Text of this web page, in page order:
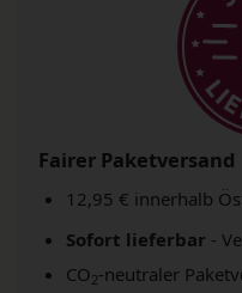
Fairer Paketversand
12,95 € innerhalb
Sofort lieferbar -
CO2-neutraler